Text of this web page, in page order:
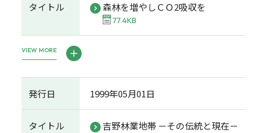
タイトル 森林を増やしＣＯ2吸収を
77.4KB
VIEW MORE
発行日 1999年05月01日
タイトル 吉野林業地帯 －その伝統と現在－